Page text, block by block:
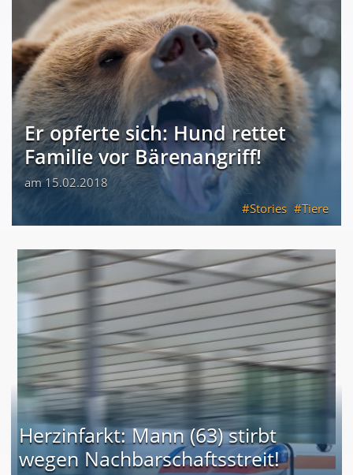
Er opferte sich: Hund rettet
Familie vor Bärenangriff!
am 15.02.2018
Stories
Tiere
Herzinfarkt: Mann (63) stirbt
wegen Nachbarschaftsstreit!